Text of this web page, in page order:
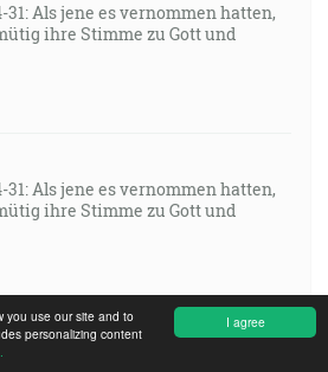
I agree
you use our site and to
personalizing content
31: Als jene es vernommen hatten,
ihre Stimme zu Gott und
31: Als jene es vernommen hatten,
ihre Stimme zu Gott und
«Quando udirono ciò, alzarono